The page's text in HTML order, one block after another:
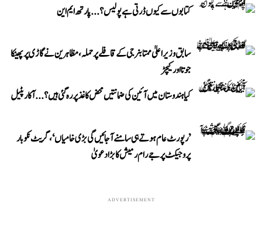
کتابوں سے کیوں ڈرتی ہے پولیس؟...پارتھ ایم این
سابق وزیر اعلیٰ ممتا بنرجی کے قافلے پر حملہ، مظاہرین نے گاڑی پر پھینکا
جوتا اور کیچڑ
کیا ہندوستان میں آئین کی ضمانتیں محض کاغذ پر رہ گئی ہیں؟...آکار پٹیل
’رپورٹ عام ہوتے ہی سامنے آ جائیں گی بڑی خامیاں‘، گریٹ نکوبار
پروجیکٹ پر جے رام رمیش کا بڑا دعویٰ
ADVERTISEMENT